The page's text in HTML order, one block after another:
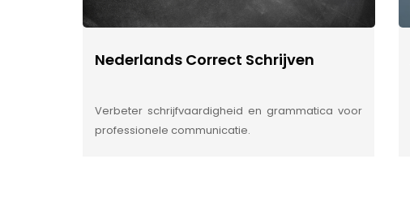
Nederlands Correct Schrijven
Verbeter schrijfvaardigheid en grammatica voor
professionele communicatie.